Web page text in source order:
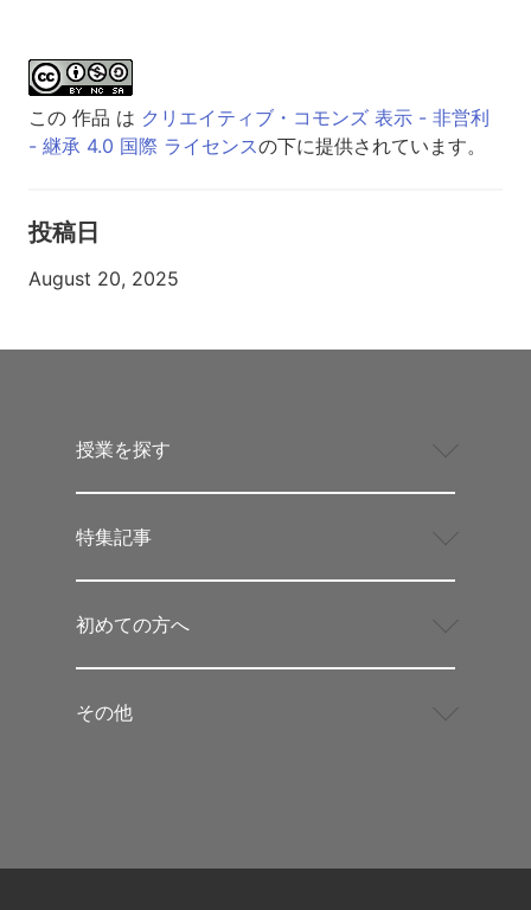
この 作品 は クリエイティブ・コモンズ 表示 - 非営利
- 継承 4.0 国際 ライセンスの下に提供されています。
投稿日
August 20, 2025
授業を探す
特集記事
初めての方へ
その他